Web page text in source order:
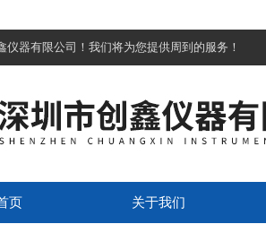
仪器有限公司！我们将为您提供周到的服务！
页 关于我们